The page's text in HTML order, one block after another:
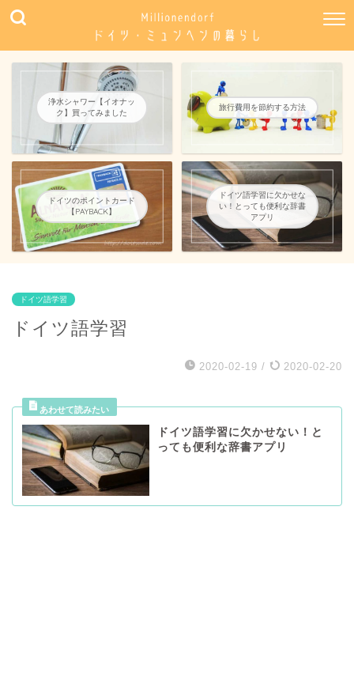
浄水シャワー【イオナッ
ク】買ってみました
旅行費用を節約する方法
ドイツのポイントカード
【PAYBACK】
ドイツ語学習に欠かせな
い！とっても便利な辞書
アプリ
ドイツ語学習
ドイツ語学習
2020-02-19 / 2020-02-20
ドイツ語学習に欠かせない！と
っても便利な辞書アプリ